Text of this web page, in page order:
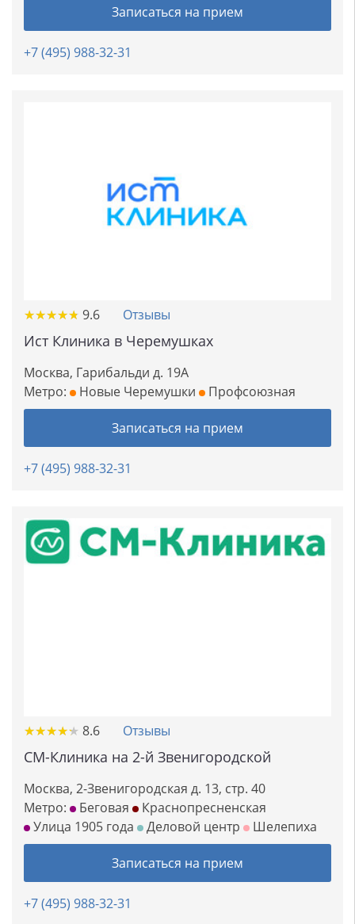
Записаться на прием
+7 (495) 988-32-31
★★★★★
★★★★★ 9.6 Отзывы
Ист Клиника в Черемушках
Москва, Гарибальди д. 19А
Метро:
Новые Черемушки Профсоюзная
Записаться на прием
+7 (495) 988-32-31
★★★★★
★★★★★ 8.6 Отзывы
СМ-Клиника на 2-й Звенигородской
Москва, 2-Звенигородская д. 13, стр. 40
Метро:
Беговая
Краснопресненская
Улица 1905 года
Деловой центр Шелепиха
Записаться на прием
+7 (495) 988-32-31